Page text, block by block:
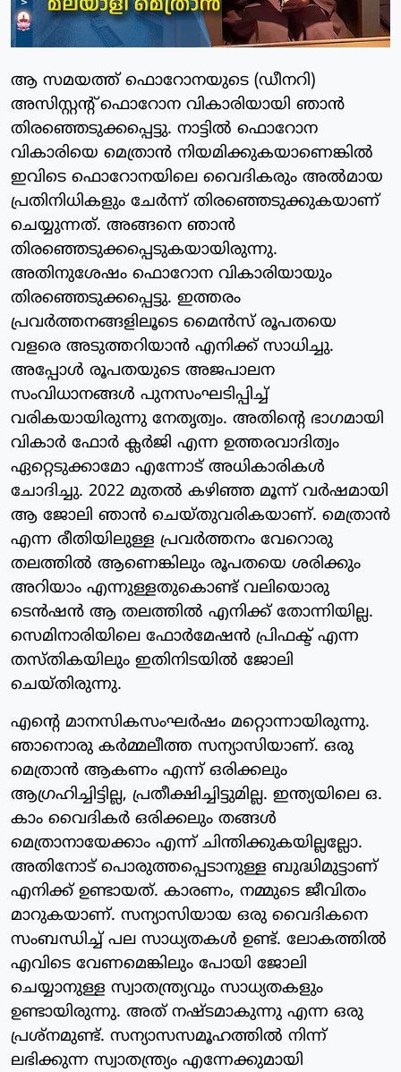
ആ സമയത്ത് ഫൊറോനയുടെ (ഡീനറി)
അസിസ്റ്റന്റ് ഫൊറോന വികാരിയായി ഞാൻ
തിരഞ്ഞെടുക്കപ്പെട്ടു. നാട്ടിൽ ഫൊറോന
വികാരിയെ മെത്രാൻ നിയമിക്കുകയാണെങ്കിൽ
ഇവിടെ ഫൊറോനയിലെ വൈദികരും അൽമായ
പ്രതിനിധികളും ചേർന്ന് തിരഞ്ഞെടുക്കുകയാണ്
ചെയ്യുന്നത്. അങ്ങനെ ഞാൻ
തിരഞ്ഞെടുക്കപ്പെടുകയായിരുന്നു.
അതിനുശേഷം ഫൊറോന വികാരിയായും
തിരഞ്ഞെടുക്കപ്പെട്ടു. ഇത്തരം
പ്രവർത്തനങ്ങളിലൂടെ മൈൻസ് രൂപതയെ
വളരെ അടുത്തറിയാൻ എനിക്ക് സാധിച്ചു.
അപ്പോൾ രൂപതയുടെ അജപാലന
സംവിധാനങ്ങൾ പുനസംഘടിപ്പിച്ച്
വരികയായിരുന്നു നേതൃത്വം. അതിന്റെ ഭാഗമായി
വികാർ ഫോർ ക്ലർജി എന്ന ഉത്തരവാദിത്വം
ഏറ്റെടുക്കാമോ എന്നോട് അധികാരികൾ
ചോദിച്ചു. 2022 മുതൽ കഴിഞ്ഞ മൂന്ന് വർഷമായി
ആ ജോലി ഞാൻ ചെയ്തുവരികയാണ്. മെത്രാൻ
എന്ന രീതിയിലുള്ള പ്രവർത്തനം വേറൊരു
തലത്തിൽ ആണെങ്കിലും രൂപതയെ ശരിക്കും
അറിയാം എന്നുള്ളതുകൊണ്ട് വലിയൊരു
ടെൻഷൻ ആ തലത്തിൽ എനിക്ക് തോന്നിയില്ല.
സെമിനാരിയിലെ ഫോർമേഷൻ പ്രിഫക്ട് എന്ന
തസ്തികയിലും ഇതിനിടയിൽ ജോലി
ചെയ്തിരുന്നു.
എന്റെ മാനസികസംഘർഷം മറ്റൊന്നായിരുന്നു.
ഞാനൊരു കർമ്മലീത്ത സന്യാസിയാണ്. ഒരു
മെത്രാൻ ആകണം എന്ന് ഒരിക്കലും
ആഗ്രഹിച്ചിട്ടില്ല, പ്രതീക്ഷിച്ചിട്ടുമില്ല. ഇന്ത്യയിലെ ഒ.
കാം വൈദികർ ഒരിക്കലും തങ്ങൾ
മെത്രാനായേക്കാം എന്ന് ചിന്തിക്കുകയില്ലല്ലോ.
അതിനോട് പൊരുത്തപ്പെടാനുള്ള ബുദ്ധിമുട്ടാണ്
എനിക്ക് ഉണ്ടായത്. കാരണം, നമ്മുടെ ജീവിതം
മാറുകയാണ്. സന്യാസിയായ ഒരു വൈദികനെ
സംബന്ധിച്ച് പല സാധ്യതകൾ ഉണ്ട്. ലോകത്തിൽ
എവിടെ വേണമെങ്കിലും പോയി ജോലി
ചെയ്യാനുള്ള സ്വാതന്ത്ര്യവും സാധ്യതകളും
ഉണ്ടായിരുന്നു. അത് നഷ്ടമാകുന്നു എന്ന ഒരു
പ്രശ്നമുണ്ട്. സന്യാസസമൂഹത്തിൽ നിന്ന്
ലഭിക്കുന്ന സ്വാതന്ത്ര്യം എന്നേക്കുമായി